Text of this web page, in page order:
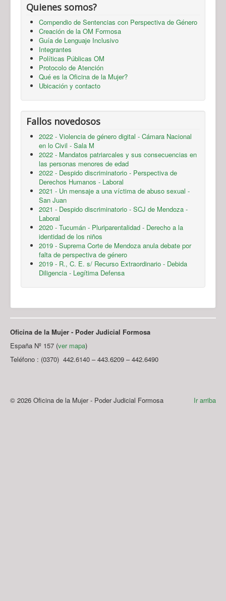
Quienes somos?
Compendio de Sentencias con Perspectiva de Género
Creación de la OM Formosa
Guía de Lenguaje Inclusivo
Integrantes
Políticas Públicas OM
Protocolo de Atención
Qué es la Oficina de la Mujer?
Ubicación y contacto
Fallos novedosos
2022 - Violencia de género digital - Cámara Nacional
en lo Civil - Sala M
2022 - Mandatos patriarcales y sus consecuencias en
las personas menores de edad
2022 - Despido discriminatorio - Perspectiva de
Derechos Humanos - Laboral
2021 - Un mensaje a una víctima de abuso sexual -
San Juan
2021 - Despido discriminatorio - SCJ de Mendoza -
Laboral
2020 - Tucumán - Pluriparentalidad - Derecho a la
identidad de los niños
2019 - Suprema Corte de Mendoza anula debate por
falta de perspectiva de género
2019 - R., C. E. s/ Recurso Extraordinario - Debida
Diligencia - Legítima Defensa
Oficina de la Mujer - Poder Judicial Formosa
España Nº 157 (ver mapa)
Teléfono : (0370) 442.6140 – 443.6209 – 442.6490
Ir arriba
© 2026 Oficina de la Mujer - Poder Judicial Formosa